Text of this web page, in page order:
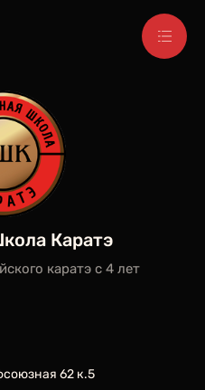
Каратэ
каратэ c 4 лет
62 к.5